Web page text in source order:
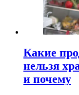
Какие
нельзя
и почему